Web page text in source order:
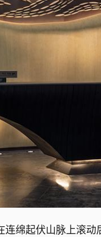
绵起伏山脉上滚